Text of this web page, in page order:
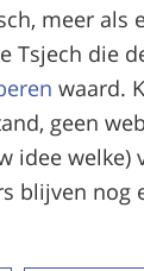
meer als
Tsjech die
waard.
geen
idee welke)
blijven nog